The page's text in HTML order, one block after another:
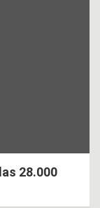
28.000